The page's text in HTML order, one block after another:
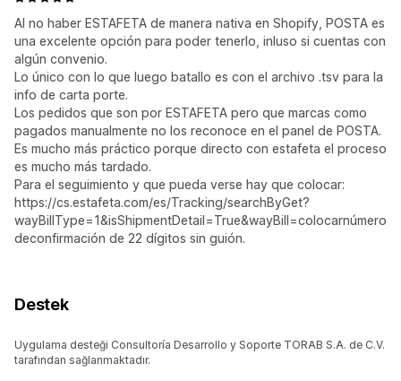
Al no haber ESTAFETA de manera nativa en Shopify, POSTA es
una excelente opción para poder tenerlo, inluso si cuentas con
algún convenio.
Lo único con lo que luego batallo es con el archivo .tsv para la
info de carta porte.
Los pedidos que son por ESTAFETA pero que marcas como
pagados manualmente no los reconoce en el panel de POSTA.
Es mucho más práctico porque directo con estafeta el proceso
es mucho más tardado.
Para el seguimiento y que pueda verse hay que colocar:
https://cs.estafeta.com/es/Tracking/searchByGet?
wayBillType=1&isShipmentDetail=True&wayBill=colocarnúmero
deconfirmación de 22 dígitos sin guión.
Destek
Uygulama desteği Consultoría Desarrollo y Soporte TORAB S.A. de C.V.
tarafından sağlanmaktadır.